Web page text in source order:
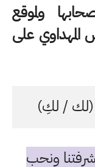
ولموقع
على
(لك / لكِ)
ونحب